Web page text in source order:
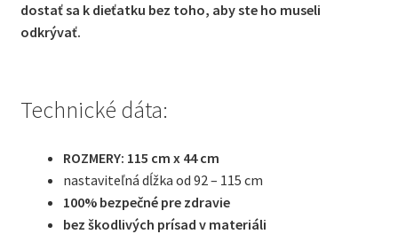
dostať sa k dieťatku bez toho, aby ste ho museli
odkrývať.
Technické dáta:
ROZMERY: 115 cm x 44 cm
nastaviteľná dĺžka od 92 – 115 cm
100% bezpečné pre zdravie
bez škodlivých prísad v materiáli